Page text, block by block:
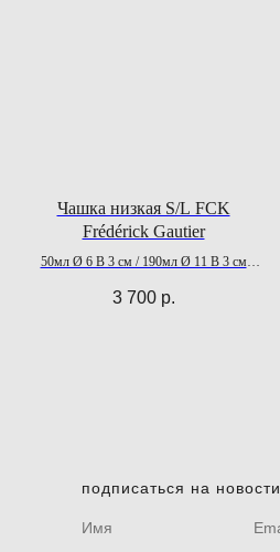
Чашка низкая S/L FCK
Frédérick Gautier
50мл Ø 6 В 3 см / 190мл Ø 11 В 3 см
3 700 р.
подписаться на новости